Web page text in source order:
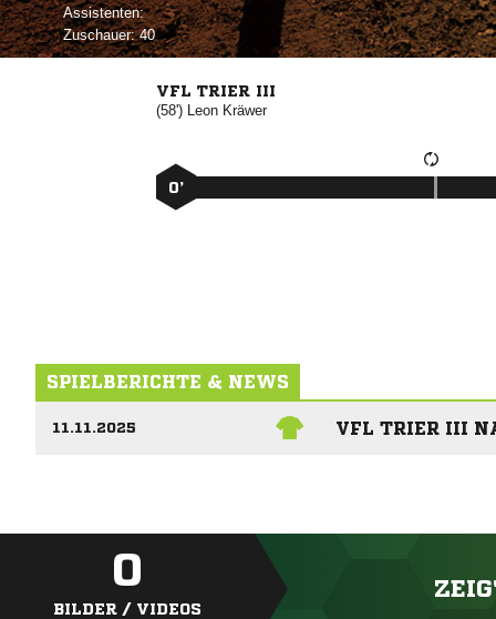
Assistenten:
Zuschauer:40
VFL TRIER III
(58') 
0’
SPIELBERICHTE & NEWS
11.11.2025 VFL TRIER III
0
BILDER / VIDEOS